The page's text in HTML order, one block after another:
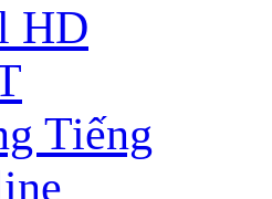
HD
Tiếng